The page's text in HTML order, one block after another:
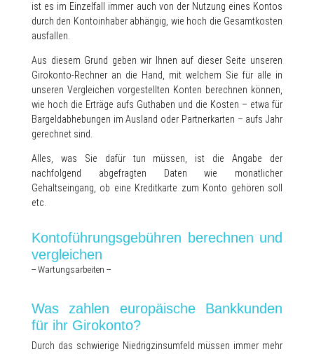
ist es im Einzelfall immer auch von der Nutzung eines Kontos
durch den Kontoinhaber abhängig, wie hoch die Gesamtkosten
ausfallen.
Aus diesem Grund geben wir Ihnen auf dieser Seite unseren
Girokonto-Rechner an die Hand, mit welchem Sie für alle in
unseren Vergleichen vorgestellten Konten berechnen können,
wie hoch die Erträge aufs Guthaben und die Kosten – etwa für
Bargeldabhebungen im Ausland oder Partnerkarten – aufs Jahr
gerechnet sind.
Alles, was Sie dafür tun müssen, ist die Angabe der
nachfolgend abgefragten Daten wie monatlicher
Gehaltseingang, ob eine Kreditkarte zum Konto gehören soll
etc.
Kontoführungsgebühren berechnen und
vergleichen
-- Wartungsarbeiten --
Was zahlen europäische Bankkunden
für ihr Girokonto?
Durch das schwierige Niedrigzinsumfeld müssen immer mehr